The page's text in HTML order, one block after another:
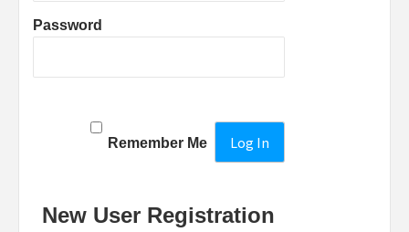
Password
Remember Me
New User Registration